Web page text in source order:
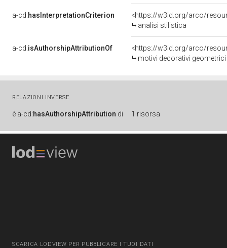
a-cd:hasInterpretationCriterion
<https://w3id.org/arco/
analisi stilistica
a-cd:isAuthorshipAttributionOf
<https://w3id.org/arco/
motivi decorativi
RELAZIONI INVERSE
è a-cd:hasAuthorshipAttribution di 1 risorsa
SCARICA LODVIEW PER PUBBLICARE I TUOI DATI